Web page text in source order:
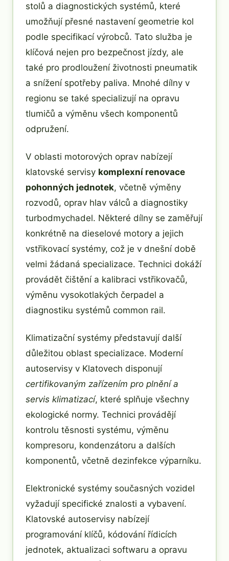
stolů a diagnostických systémů, které
umožňují přesné nastavení geometrie kol
podle specifikací výrobců. Tato služba je
klíčová nejen pro bezpečnost jízdy, ale
také pro prodloužení životnosti pneumatik
a snížení spotřeby paliva. Mnohé dílny v
regionu se také specializují na opravu
tlumičů a výměnu všech komponentů
odpružení.
V oblasti motorových oprav nabízejí
klatovské servisy komplexní renovace
pohonných jednotek, včetně výměny
rozvodů, oprav hlav válců a diagnostiky
turbodmychadel. Některé dílny se zaměřují
konkrétně na dieselové motory a jejich
vstřikovací systémy, což je v dnešní době
velmi žádaná specializace. Technici dokáží
provádět čištění a kalibraci vstřikovačů,
výměnu vysokotlakých čerpadel a
diagnostiku systémů common rail.
Klimatizační systémy představují další
důležitou oblast specializace. Moderní
autoservisy v Klatovech disponují
certifikovaným zařízením pro plnění a
servis klimatizací, které splňuje všechny
ekologické normy. Technici provádějí
kontrolu těsnosti systému, výměnu
kompresoru, kondenzátoru a dalších
komponentů, včetně dezinfekce výparníku.
Elektronické systémy současných vozidel
vyžadují specifické znalosti a vybavení.
Klatovské autoservisy nabízejí
programování klíčů, kódování řídicích
jednotek, aktualizaci softwaru a opravu